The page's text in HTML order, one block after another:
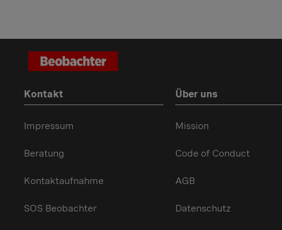
Kontakt
Impressum
Beratung
Kontaktaufnahme
SOS Beobachter
Über uns
Mission
Code of Conduct
AGB
Datenschutz